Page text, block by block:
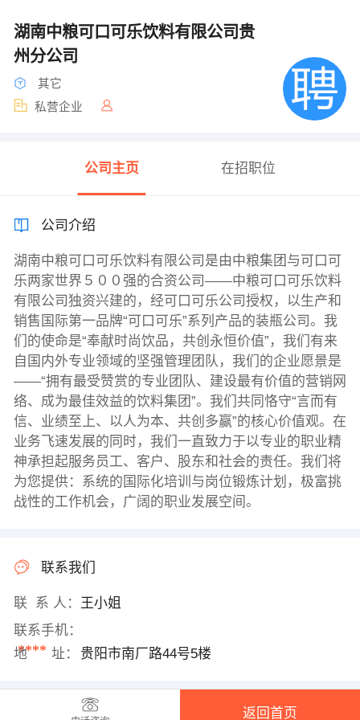
湖南中粮可口可乐饮料有限公司贵
州分公司
其它
私营企业
公司主页 在招职位
公司介绍
湖南中粮可口可乐饮料有限公司是由中粮集团与可口可
乐两家世界５００强的合资公司——中粮可口可乐饮料
有限公司独资兴建的，经可口可乐公司授权，以生产和
销售国际第一品牌“可口可乐”系列产品的装瓶公司。我
们的使命是“奉献时尚饮品，共创永恒价值”，我们有来
自国内外专业领域的坚强管理团队，我们的企业愿景是
——“拥有最受赞赏的专业团队、建设最有价值的营销网
络、成为最佳效益的饮料集团”。我们共同恪守“言而有
信、业绩至上、以人为本、共创多赢”的核心价值观。在
业务飞速发展的同时，我们一直致力于以专业的职业精
神承担起服务员工、客户、股东和社会的责任。我们将
为您提供：系统的国际化培训与岗位锻炼计划，极富挑
战性的工作机会，广阔的职业发展空间。
联系我们
联 系 人： 王小姐
联系手机：
****
地 址： 贵阳市南厂路44号5楼
返回首页